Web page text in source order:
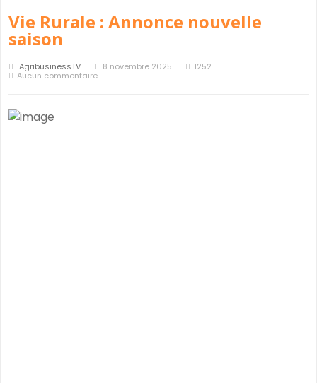
Vie Rurale : Annonce nouvelle
saison
AgribusinessTV 8 novembre 2025
1252
Aucun commentaire